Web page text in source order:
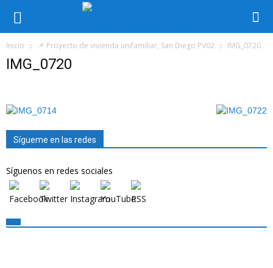
Inicio 📌 Proyecto de vivienda unifamiliar, San Diego PV02 IMG_0720
IMG_0720
Sígueme en las redes
Síguenos en redes sociales